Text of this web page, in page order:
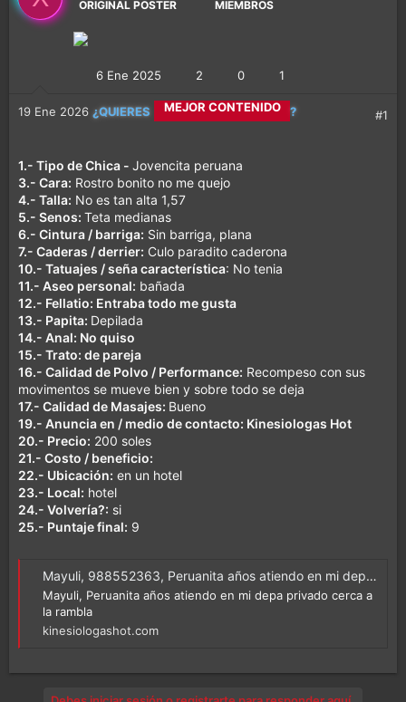
ORIGINAL POSTER MIEMBROS
6 Ene 2025 2 0 1
19 Ene 2026 ¿QUIERES
CALETITAS REALES
MÁS DIVERSIÓN
? #1
1.- Tipo de Chica - Jovencita peruana
3.- Cara: Rostro bonito no me quejo
4.- Talla: No es tan alta 1,57
5.- Senos: Teta medianas
6.- Cintura / barriga: Sin barriga, plana
7.- Caderas / derrier: Culo paradito caderona
10.- Tatuajes / seña característica: No tenia
11.- Aseo personal: bañada
12.- Fellatio: Entraba todo me gusta
13.- Papita: Depilada
14.- Anal: No quiso
15.- Trato: de pareja
16.- Calidad de Polvo / Performance: Recompeso con sus
movimentos se mueve bien y sobre todo se deja
17.- Calidad de Masajes: Bueno
19.- Anuncia en / medio de contacto: Kinesiologas Hot
20.- Precio: 200 soles
21.- Costo / beneficio:
22.- Ubicación: en un hotel
23.- Local: hotel
24.- Volvería?: si
25.- Puntaje final: 9
Mayuli, 988552363, Peruanita años atiendo en mi depa privado cerca a la rambla - Kinesiologashot
Mayuli, Peruanita años atiendo en mi depa privado cerca a
la rambla
kinesiologashot.com